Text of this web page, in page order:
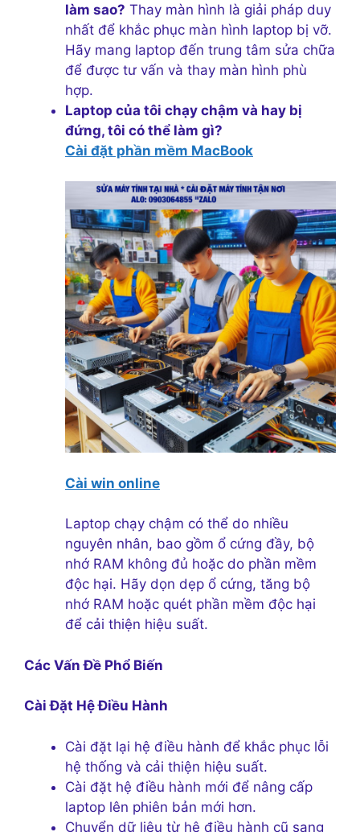
làm sao? Thay màn hình là giải pháp duy
nhất để khắc phục màn hình laptop bị vỡ.
Hãy mang laptop đến trung tâm sửa chữa
để được tư vấn và thay màn hình phù
hợp.
Laptop của tôi chạy chậm và hay bị
đứng, tôi có thể làm gì?
Cài đặt phần mềm MacBook
Cài win online
Laptop chạy chậm có thể do nhiều
nguyên nhân, bao gồm ổ cứng đầy, bộ
nhớ RAM không đủ hoặc do phần mềm
độc hại. Hãy dọn dẹp ổ cứng, tăng bộ
nhớ RAM hoặc quét phần mềm độc hại
để cải thiện hiệu suất.
Các Vấn Đề Phổ Biến
Cài Đặt Hệ Điều Hành
Cài đặt lại hệ điều hành để khắc phục lỗi
hệ thống và cải thiện hiệu suất.
Cài đặt hệ điều hành mới để nâng cấp
laptop lên phiên bản mới hơn.
Chuyển dữ liệu từ hệ điều hành cũ sang